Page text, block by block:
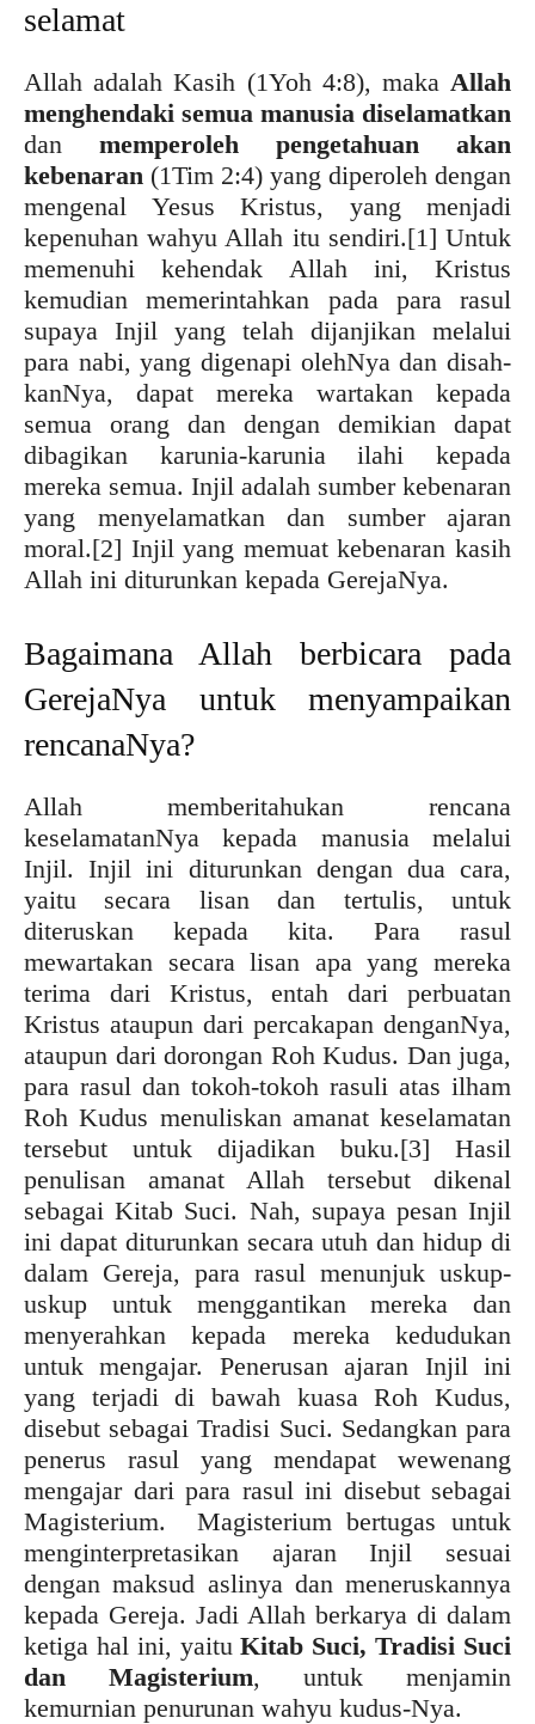
selamat
Allah adalah Kasih (1Yoh 4:8), maka Allah
menghendaki semua manusia diselamatkan
dan memperoleh pengetahuan akan
kebenaran (1Tim 2:4) yang diperoleh dengan
mengenal Yesus Kristus, yang menjadi
kepenuhan wahyu Allah itu sendiri.[1] Untuk
memenuhi kehendak Allah ini, Kristus
kemudian memerintahkan pada para rasul
supaya Injil yang telah dijanjikan melalui
para nabi, yang digenapi olehNya dan disah-
kanNya, dapat mereka wartakan kepada
semua orang dan dengan demikian dapat
dibagikan karunia-karunia ilahi kepada
mereka semua. Injil adalah sumber kebenaran
yang menyelamatkan dan sumber ajaran
moral.[2] Injil yang memuat kebenaran kasih
Allah ini diturunkan kepada GerejaNya.
Bagaimana Allah berbicara pada
GerejaNya untuk menyampaikan
rencanaNya?
Allah memberitahukan rencana
keselamatanNya kepada manusia melalui
Injil. Injil ini diturunkan dengan dua cara,
yaitu secara lisan dan tertulis, untuk
diteruskan kepada kita. Para rasul
mewartakan secara lisan apa yang mereka
terima dari Kristus, entah dari perbuatan
Kristus ataupun dari percakapan denganNya,
ataupun dari dorongan Roh Kudus. Dan juga,
para rasul dan tokoh-tokoh rasuli atas ilham
Roh Kudus menuliskan amanat keselamatan
tersebut untuk dijadikan buku.[3] Hasil
penulisan amanat Allah tersebut dikenal
sebagai Kitab Suci. Nah, supaya pesan Injil
ini dapat diturunkan secara utuh dan hidup di
dalam Gereja, para rasul menunjuk uskup-
uskup untuk menggantikan mereka dan
menyerahkan kepada mereka kedudukan
untuk mengajar. Penerusan ajaran Injil ini
yang terjadi di bawah kuasa Roh Kudus,
disebut sebagai Tradisi Suci. Sedangkan para
penerus rasul yang mendapat wewenang
mengajar dari para rasul ini disebut sebagai
Magisterium. Magisterium bertugas untuk
menginterpretasikan ajaran Injil sesuai
dengan maksud aslinya dan meneruskannya
kepada Gereja. Jadi Allah berkarya di dalam
ketiga hal ini, yaituKitab Suci, Tradisi Suci
dan Magisterium, untuk menjamin
kemurnian penurunan wahyu kudus-Nya.